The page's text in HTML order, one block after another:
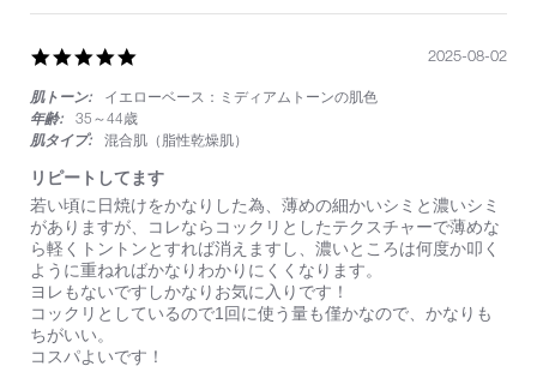
2025
マ
ト
ン
プ
リ
ト
コ
ン
シ
ー
ラ
ー
rating
肌トーン:
イエローベース：ミディアムトーンの肌色
年齢:
35～44歳
肌タイプ:
混合肌（脂性乾燥肌）
リピートしてます
Review
by
on
2
Aug
2025
review
stating
リ
ピ
ー
ト
し
て
ま
若い頃に日焼けをかなりした為、薄めの細かいシミと濃いシミ
がありますが、コレならコックリとしたテクスチャーで薄めな
ら軽くトントンとすれば消えますし、濃いところは何度か叩く
ように重ねればかなりわかりにくくなります。
ヨレもないですしかなりお気に入りです！
コックリとしているので1回に使う量も僅かなので、かなりも
ちがいい。
コスパよいです！
2025-08-02